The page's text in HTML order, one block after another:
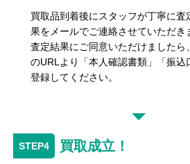
買取品到着後にスタッフが丁寧に査
果をメールでご連絡させていただき
査定結果にご同意いただけましたら
のURLより「本人確認書類」「振込
登録してください。
買取成立！